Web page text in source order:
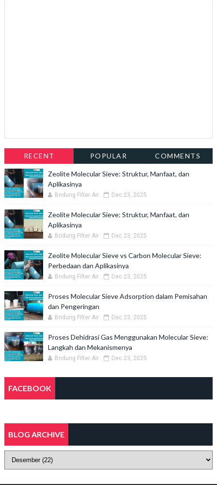
RECENT POPULAR COMMENTS
Zeolite Molecular Sieve: Struktur, Manfaat, dan
Aplikasinya
Bndung Filter Air Dec 23, 2025
Zeolite Molecular Sieve: Struktur, Manfaat, dan
Aplikasinya
Bndung Filter Air Dec 23, 2025
Zeolite Molecular Sieve vs Carbon Molecular Sieve:
Perbedaan dan Aplikasinya
Bndung Filter Air Dec 23, 2025
Proses Molecular Sieve Adsorption dalam Pemisahan
dan Pengeringan
Bndung Filter Air Dec 23, 2025
Proses Dehidrasi Gas Menggunakan Molecular Sieve:
Langkah dan Mekanismenya
Bndung Filter Air Dec 23, 2025
FACEBOOK
BLOG ARCHIVE